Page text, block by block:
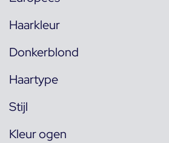
Haarkleur
Donkerblond
Haartype
Stijl
Kleur ogen